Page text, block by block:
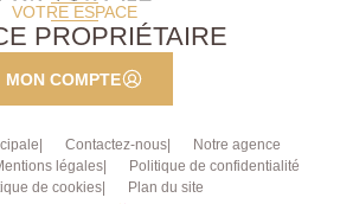
VOTRE ESPACE
PROPRIÉTAIRE
MON COMPTE
Contactez-nous
Notre agence
légales
Politique de confidentialité
de cookies
Plan du site